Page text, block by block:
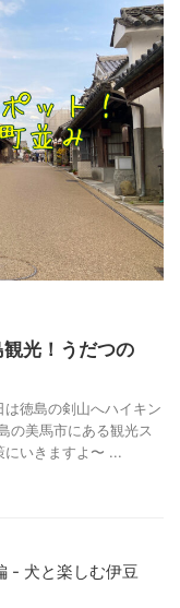
光！うだつの
徳島の剣山へハイキン
の美馬市にある観光ス
にいきますよ〜 ...
- 犬と楽しむ伊豆